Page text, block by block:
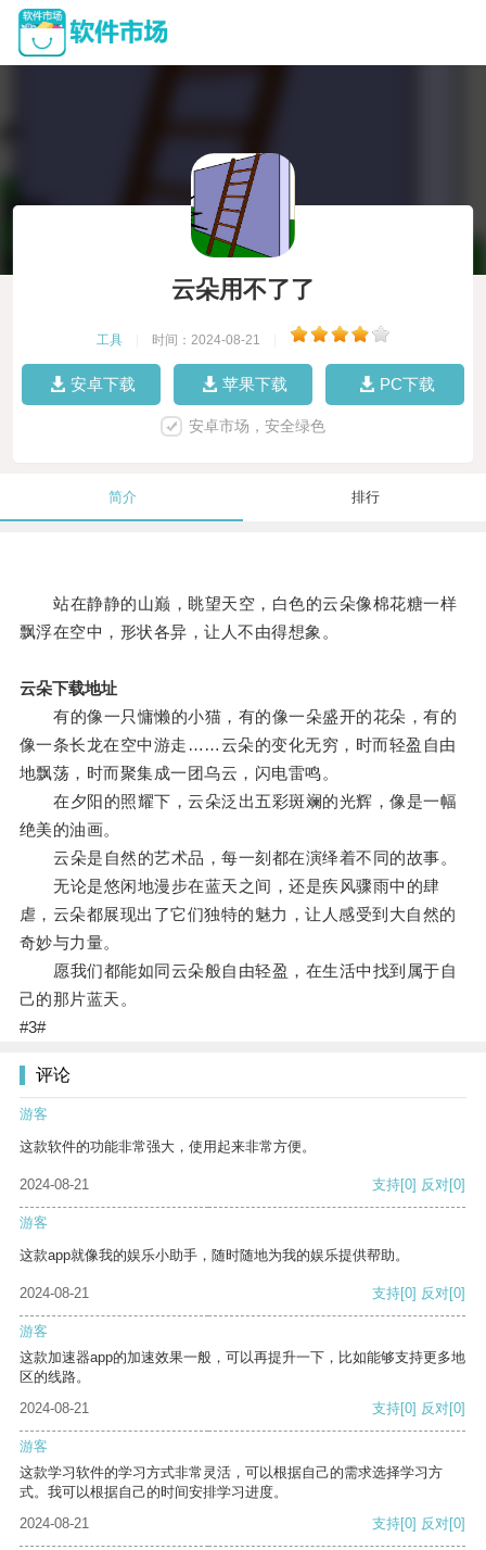
云朵用不了了
工具 时间：2024-08-21
安卓下载 苹果下载 PC下载
安卓市场，安全绿色
简介 排行
站在静静的山巅，眺望天空，白色的云朵像棉花糖一样
飘浮在空中，形状各异，让人不由得想象。
云朵下载地址
有的像一只慵懒的小猫，有的像一朵盛开的花朵，有的
像一条长龙在空中游走……云朵的变化无穷，时而轻盈自由
地飘荡，时而聚集成一团乌云，闪电雷鸣。
在夕阳的照耀下，云朵泛出五彩斑斓的光辉，像是一幅
绝美的油画。
云朵是自然的艺术品，每一刻都在演绎着不同的故事。
无论是悠闲地漫步在蓝天之间，还是疾风骤雨中的肆
虐，云朵都展现出了它们独特的魅力，让人感受到大自然的
奇妙与力量。
愿我们都能如同云朵般自由轻盈，在生活中找到属于自
己的那片蓝天。
#3#
评论
游客
这款软件的功能非常强大，使用起来非常方便。
2024-08-21 支持[0] 反对[0]
游客
这款app就像我的娱乐小助手，随时随地为我的娱乐提供帮助。
2024-08-21 支持[0] 反对[0]
游客
这款加速器app的加速效果一般，可以再提升一下，比如能够支持更多地
区的线路。
2024-08-21
支持[0] 反对[0]
游客
这款学习软件的学习方式非常灵活，可以根据自己的需求选择学习方
式。我可以根据自己的时间安排学习进度。
2024-08-21
支持[0] 反对[0]